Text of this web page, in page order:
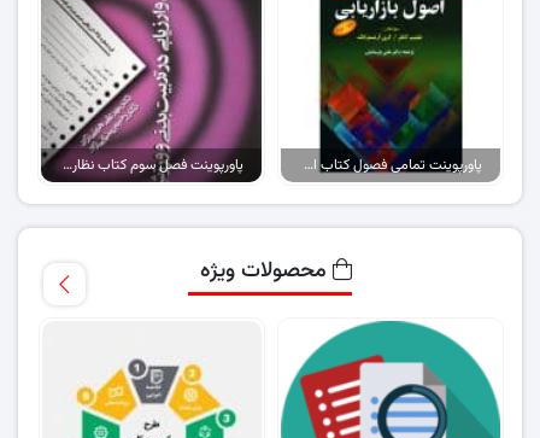
پاورپوینت تمامی فصول کتاب اصول بازاریابی (نسخه ۱) پاورپوینت فصل سوم کتاب نظارت و ارزیابی در تربیت بدنی و ورزش
محصولات ویژه